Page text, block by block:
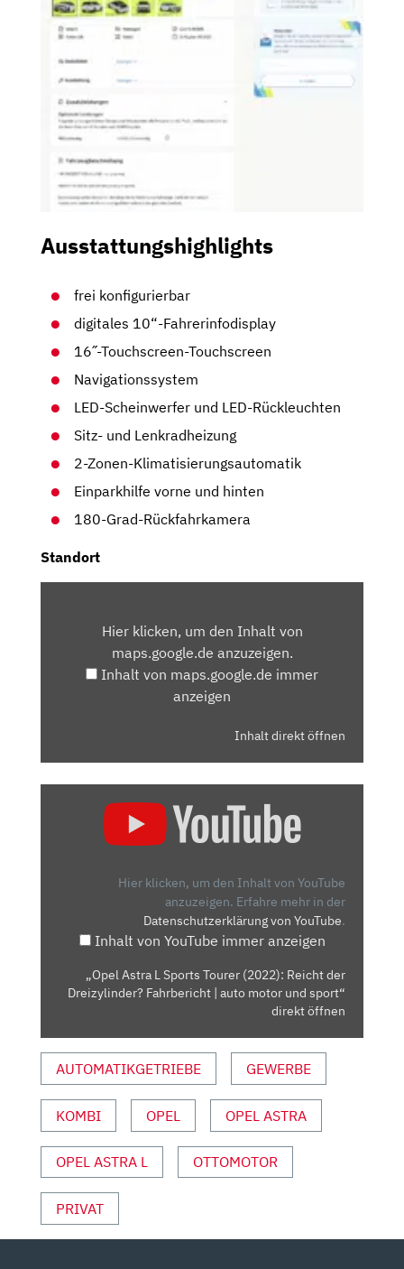
Ausstattungshighlights
frei konfigurierbar
digitales 10“-Fahrerinfodisplay
16˝-Touchscreen-Touchscreen
Navigationssystem
LED-Scheinwerfer und LED-Rückleuchten
Sitz- und Lenkradheizung
2-Zonen-Klimatisierungsautomatik
Einparkhilfe vorne und hinten
180-Grad-Rückfahrkamera
Standort
MAPS.GOOGLE.DEHier klicken, um den Inhalt von
maps.google.de anzuzeigen.
Inhalt von maps.google.de immer
anzeigen
Inhalt direkt öffnen
DREIZYLINDER?
FAHRBERICHT
MOTOR
UND
SPORT“
VON
ANZEIGEN
Hier klicken, um den Inhalt von YouTube
anzuzeigen. Erfahre mehr in der
Datenschutzerklärung von YouTube.
Inhalt von YouTube immer anzeigen
„Opel Astra L Sports Tourer (2022): Reicht der
Dreizylinder? Fahrbericht | auto motor und sport“
direkt öffnen
AUTOMATIKGETRIEBE GEWERBE
KOMBI OPEL OPEL ASTRA
OPEL ASTRA L OTTOMOTOR
PRIVAT